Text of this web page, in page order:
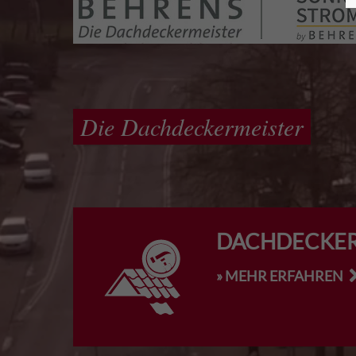
Die Dachdeckermeister
» MEHR ERFAHREN